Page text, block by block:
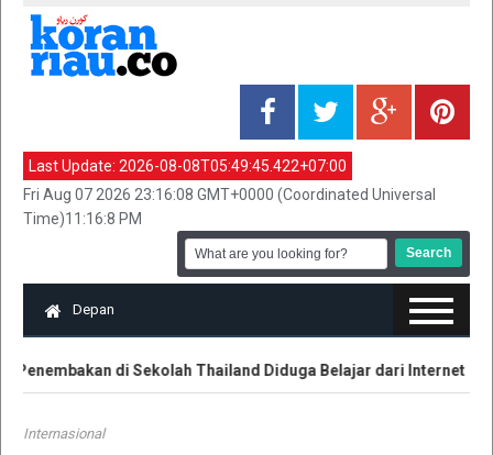
Last Update: 2026-08-08T05:49:45.422+07:00
Fri Aug 07 2026 23:16:08 GMT+0000 (Coordinated Universal
Time)11:16:8 PM
Depan
Penembakan di Sekolah Thailand Diduga Belajar dari Internet
Internasional